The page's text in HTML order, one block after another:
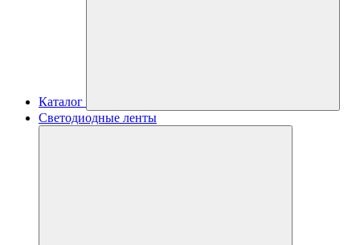
Каталог
Светодиодные ленты